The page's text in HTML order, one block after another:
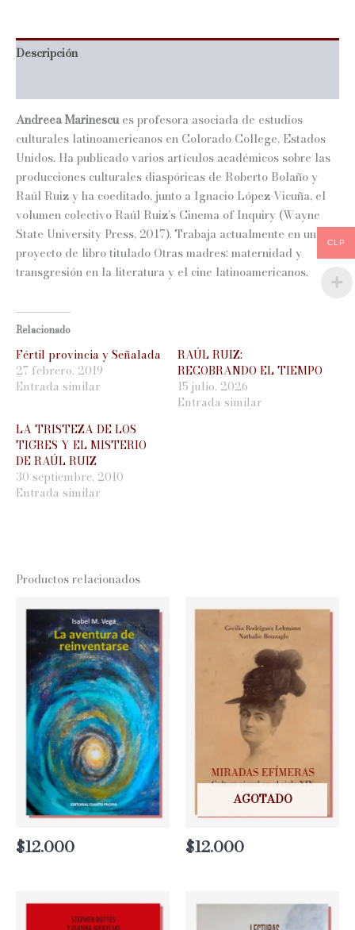
Y
ROBERTO
Descripción
Andreea Marinescues profesora asociada de estudios
culturales latinoamericanos en Colorado College, Estados
Unidos. Ha publicado varios artículos académicos sobre las
producciones culturales diaspóricas de Roberto Bolaño y
Raúl Ruiz y ha coeditado, junto a Ignacio López-Vicuña, el
volumen colectivo Raúl Ruiz’s Cinema of Inquiry (Wayne
State University Press, 2017). Trabaja actualmente en un
proyecto de libro titulado Otras madres: maternidad y
transgresión en la literatura y el cine latinoamericanos.
Relacionado
Fértil provincia y Señalada
27 febrero, 2019
Entrada similar
RAÚL RUIZ:
RECOBRANDO EL TIEMPO
15 julio, 2026
Entrada similar
LA TRISTEZA DE LOS
TIGRES Y EL MISTERIO
DE RAÚL RUIZ
30 septiembre, 2010
Entrada similar
Productos relacionados
$12.000
AGOTADO
$12.000
CLP